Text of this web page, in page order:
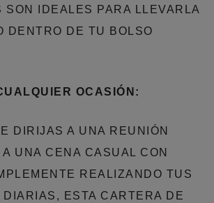
SON IDEALES PARA LLEVARLA
DENTRO DE TU BOLSO
OCASIÓN:
DIRIJAS A UNA REUNIÓN
A UNA CENA CASUAL CON
REALIZANDO TUS
ESTA CARTERA DE